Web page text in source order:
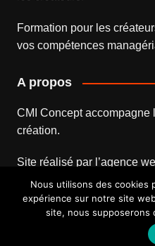
Formation pour les
vos compétences
A propos
CMI Concept accompagne
création.
Site réalisé par l’agence
Nous utilisons des cookies
expérience sur notre site
site, nous supposerons